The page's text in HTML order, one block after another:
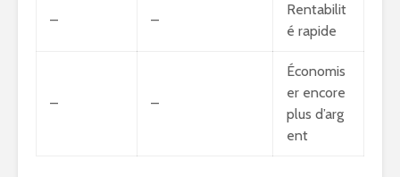
– –
Rentabilit
é rapide
– –
Économis
er encore
plus d’arg
ent